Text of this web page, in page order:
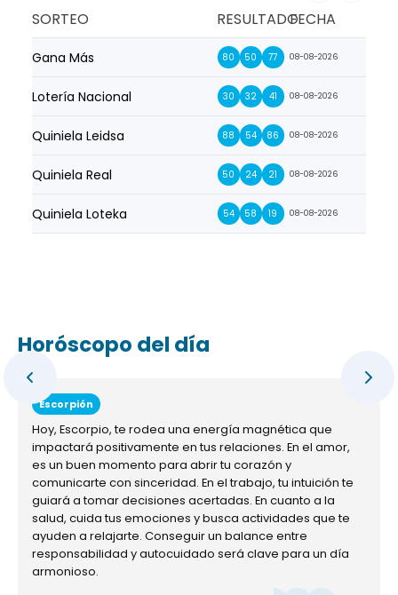
SORTEO RESULTADOFECHA
Gana Más 80 50 77 08-08-2026
Lotería Nacional 30 32 41 08-08-2026
Quiniela Leidsa 88 54 86 08-08-2026
Quiniela Real 50 24 21 08-08-2026
Quiniela Loteka 54 58 19 08-08-2026
Horóscopo del día
Escorpión
Hoy, Escorpio, te rodea una energía magnética que
impactará positivamente en tus relaciones. En el amor,
es un buen momento para abrir tu corazón y
comunicarte con sinceridad. En el trabajo, tu intuición te
guiará a tomar decisiones acertadas. En cuanto a la
salud, cuida tus emociones y busca actividades que te
ayuden a relajarte. Conseguir un balance entre
responsabilidad y autocuidado será clave para un día
armonioso.